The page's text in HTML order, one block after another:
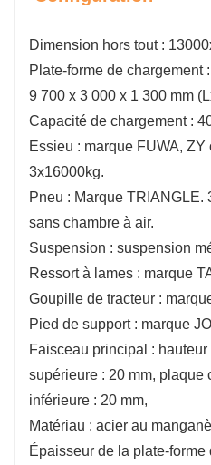
Dimension hors tout :
Plate-forme de chargement :
9 700 x 3 000 x 1 300 mm
Capacité de chargement :
Essieu : marque FUWA, ZY
3x16000kg.
Pneu : Marque TRIANGLE.
sans chambre à air.
Suspension : suspension
Ressort à lames : marque
Goupille de tracteur :
Pied de support : marque
Faisceau principal :
supérieure : 20 mm, plaque
inférieure : 20 mm,
Matériau : acier au
Épaisseur de la plate-